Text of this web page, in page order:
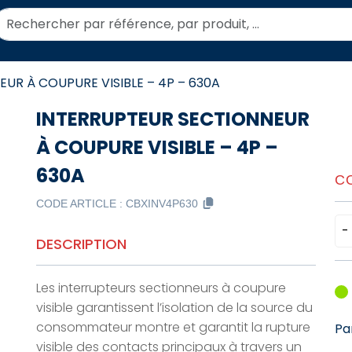
À COUPURE VISIBLE – 4P – 630A
INTERRUPTEUR SECTIONNEUR
À COUPURE VISIBLE – 4P –
630A
CODE ARTICLE : CBXINV4P630
DESCRIPTION
Les interrupteurs sectionneurs à coupure
visible garantissent l’isolation de la source du
consommateur montre et garantit la rupture
visible des contacts principaux à travers un
-